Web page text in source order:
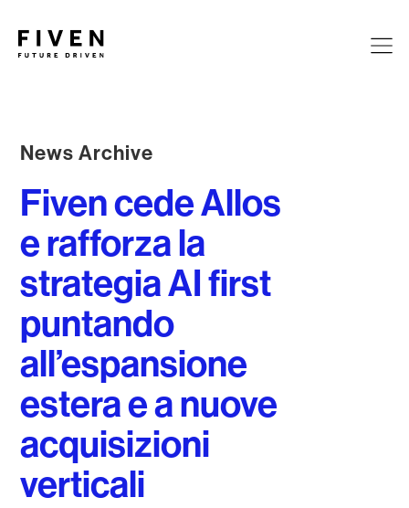
News Archive
Fiven cede Allos
e rafforza la
strategia AI first
puntando
all’espansione
estera e a nuove
acquisizioni
verticali